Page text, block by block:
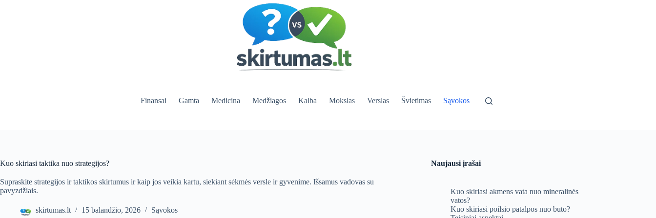
Finansai Gamta Medicina Medžiagos Kalba Mokslas Verslas Švietimas Sąvokos
Kuo skiriasi taktika nuo strategijos?
Supraskite strategijos ir taktikos skirtumus ir kaip jos veikia kartu, siekiant sėkmės versle ir gyvenime. Išsamus vadovas su
pavyzdžiais.
skirtumas.lt 15 balandžio, 2026 Sąvokos
Naujausi įrašai
Kuo skiriasi akmens vata nuo mineralinės
vatos?
Kuo skiriasi poilsio patalpos nuo buto?